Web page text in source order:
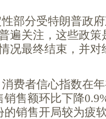
部分受特朗普政
遍关注，这些政
况最终结束，并
费者信心指数在
售额环比下降
的销售开局较为疲